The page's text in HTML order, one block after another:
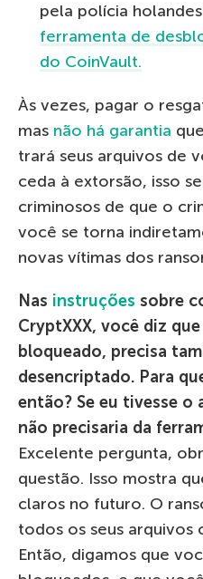
pela polícia
ferramenta de
do CoinVault.
Às vezes, pagar o
mas não há garantia
trará seus arquivos de
ceda à extorsão, isso
criminosos de que o
você se torna
novas vítimas dos
Nas instruções sobre
CryptXXX, você diz
bloqueado, precisa
desencriptado. Para
então? Se eu tivesse o
não precisaria da
Excelente pergunta,
questão. Isso mostra
claros no futuro. O
todos os seus arquivos
Então, digamos que